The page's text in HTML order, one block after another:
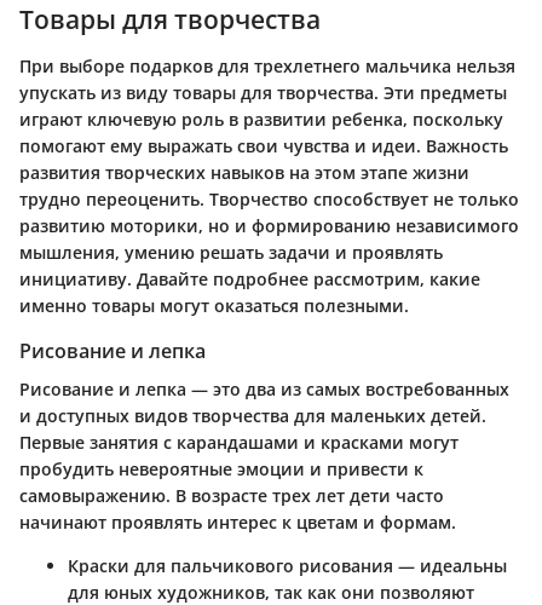
Товары для творчества
При выборе подарков для трехлетнего мальчика нельзя
упускать из виду товары для творчества. Эти предметы
играют ключевую роль в развитии ребенка, поскольку
помогают ему выражать свои чувства и идеи. Важность
развития творческих навыков на этом этапе жизни
трудно переоценить. Творчество способствует не только
развитию моторики, но и формированию независимого
мышления, умению решать задачи и проявлять
инициативу. Давайте подробнее рассмотрим, какие
именно товары могут оказаться полезными.
Рисование и лепка
Рисование и лепка — это два из самых востребованных
и доступных видов творчества для маленьких детей.
Первые занятия с карандашами и красками могут
пробудить невероятные эмоции и привести к
самовыражению. В возрасте трех лет дети часто
начинают проявлять интерес к цветам и формам.
Краски для пальчикового рисования — идеальны
для юных художников, так как они позволяют